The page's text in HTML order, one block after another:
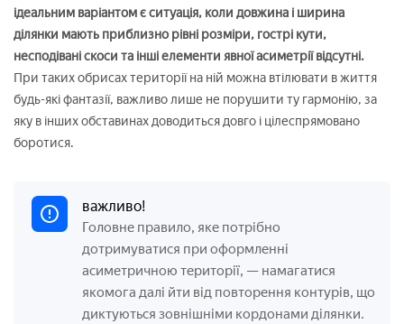
ідеальним варіантом є ситуація, коли довжина і ширина
ділянки мають приблизно рівні розміри, гострі кути,
несподівані скоси та інші елементи явної асиметрії відсутні.
При таких обрисах території на ній можна втілювати в життя
будь-які фантазії, важливо лише не порушити ту гармонію, за
яку в інших обставинах доводиться довго і цілеспрямовано
боротися.
важливо!
Головне правило, яке потрібно
дотримуватися при оформленні
асиметричною території, — намагатися
якомога далі йти від повторення контурів, що
диктуються зовнішніми кордонами ділянки.